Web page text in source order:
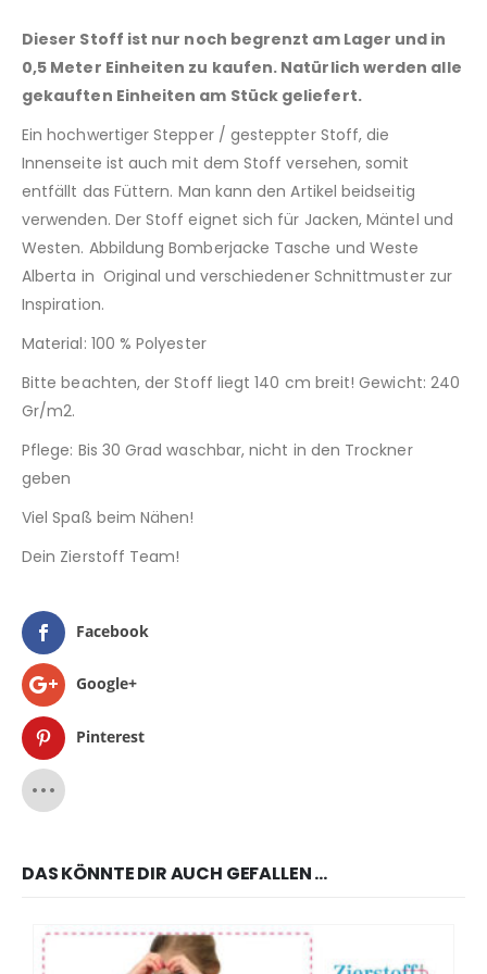
Dieser Stoff ist nur noch begrenzt am Lager und in
0,5 Meter Einheiten zu kaufen. Natürlich werden alle
gekauften Einheiten am Stück geliefert.
Ein hochwertiger Stepper / gesteppter Stoff, die
Innenseite ist auch mit dem Stoff versehen, somit
entfällt das Füttern. Man kann den Artikel beidseitig
verwenden. Der Stoff eignet sich für Jacken, Mäntel und
Westen. Abbildung Bomberjacke Tasche und Weste
Alberta in Original und verschiedener Schnittmuster zur
Inspiration.
Material: 100 % Polyester
Bitte beachten, der Stoff liegt 140 cm breit! Gewicht: 240
Gr/m2.
Pflege: Bis 30 Grad waschbar, nicht in den Trockner
geben
Viel Spaß beim Nähen!
Dein Zierstoff Team!
Facebook
Google+
Pinterest
DAS KÖNNTE DIR AUCH GEFALLEN …